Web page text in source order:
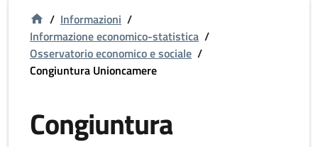
/ Informazioni /
Informazione economico-statistica /
Osservatorio economico e sociale /
Congiuntura Unioncamere
Congiuntura